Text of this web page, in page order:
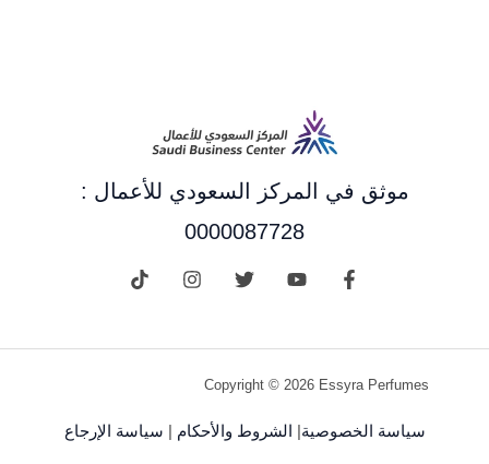
موثق في المركز السعودي للأعمال :
0000087728
Copyright © 2026 Essyra Perfumes
سياسة الخصوصية الشروط والأحكام سياسة الإرجاع